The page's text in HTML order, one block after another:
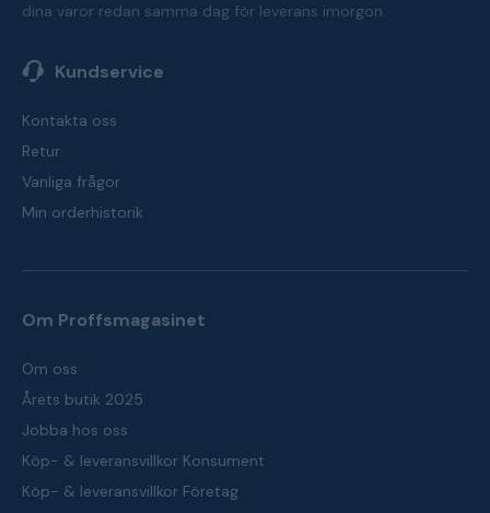
dina varor redan samma dag för leverans imorgon.
Kundservice
Kontakta oss
Retur
Vanliga frågor
Min orderhistorik
Om Proffsmagasinet
Om oss
Årets butik 2025
Jobba hos oss
Köp- & leveransvillkor Konsument
Köp- & leveransvillkor Företag